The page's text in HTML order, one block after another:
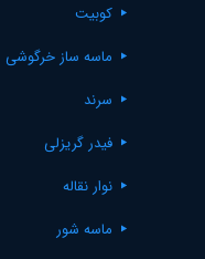
کوبیت
ماسه ساز خرگوشی
سرند
فیدر گریزلی
نوار نقاله
ماسه شور